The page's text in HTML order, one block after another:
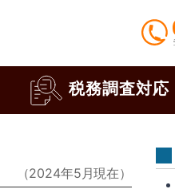
税務調査対応
（2024年5月現在）